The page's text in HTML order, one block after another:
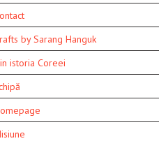
by Sarang Hanguk
istoria Coreei